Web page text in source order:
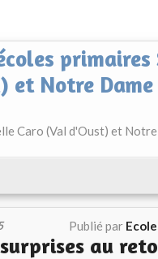
primaires
et Notre Dame
Caro (Val d'Oust) et
Publié par
au